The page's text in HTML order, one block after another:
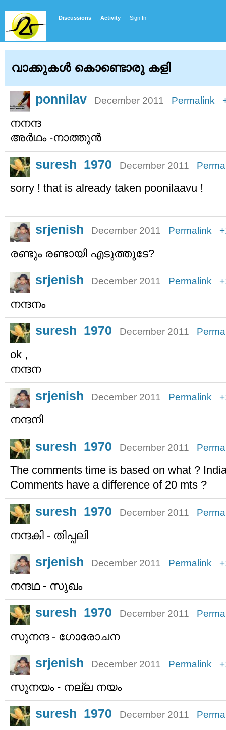
Discussions Activity Sign In
വാക്കുകള്‍ കൊണ്ടൊരു കളി
ponnilav December 2011 Permalink
നനന്ദ
അര്‍ഥം -നാത്തൂന്‍
suresh_1970 December 2011
sorry ! that is already taken poonilaavu !
srjenish December 2011 Permalink
രണ്ടും രണ്ടായി എടുത്തൂടേ?
srjenish December 2011 Permalink
നന്ദനം
suresh_1970 December 2011
ok ,
നന്ദന
srjenish December 2011 Permalink
നന്ദനി
suresh_1970 December 2011
The comments time is based on what ?
Comments have a difference of 20 mts ?
suresh_1970 December 2011
നന്ദകി - തിപ്പലി
srjenish December 2011 Permalink
നന്ദഥ - സുഖം
suresh_1970 December 2011
സുനന്ദ - ഗോരോചന
srjenish December 2011 Permalink
സുനയം - നല്ല നയം
suresh_1970 December 2011